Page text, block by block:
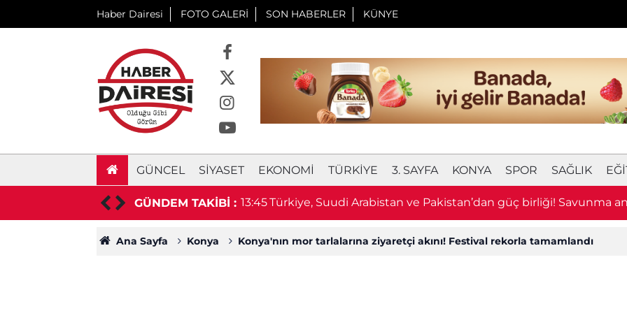
Haber Dairesi FOTO GALERİ SON HABERLER KÜNYE
GÜNCEL SIYASET EKONOMI TÜRKIYE 3. SAYFA KONYA SPOR SAĞLIK
GÜNDEM TAKİBİ :
motosikletin üzerine sürdü 13:45Türkiye, Suudi Arabistan ve Pakistan’dan güç birliği! Savunma
Ana Sayfa Konya Konya'nın mor tarlalarına ziyaretçi akını! Festival rekorla tamamlandı